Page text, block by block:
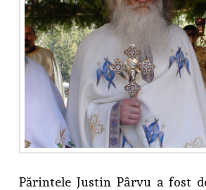
Părintele Justin Pârvu a fost